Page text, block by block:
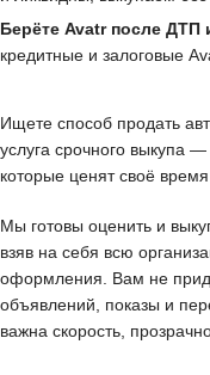
Берёте Avatr после ДТП
кредитные и залоговые
Ищете способ продать
услуга срочного выкупа
которые ценят своё время
Мы готовы оценить и
взяв на себя всю
оформления. Вам не
объявлений, показы и
важна скорость,